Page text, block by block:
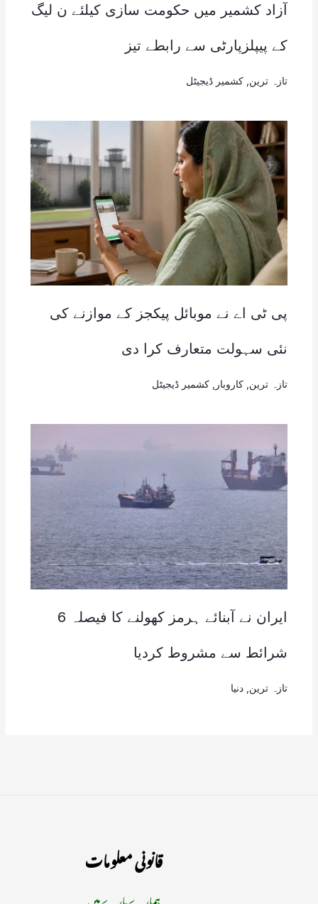
آزاد کشمیر میں حکومت سازی کیلئے ن لیگ
کے پیپلزپارٹی سے رابطے تیز
تازہ ترین کشمیر ڈیجیٹل
پی ٹی اے نے موبائل پیکجز کے موازنے کی
نئی سہولت متعارف کرا دی
تازہ ترین کاروبار کشمیر ڈیجیٹل
ایران نے آبنائے ہرمز کھولنے کا فیصلہ 6
شرائط سے مشروط کردیا
تازہ ترین دنیا
قانونی معلومات